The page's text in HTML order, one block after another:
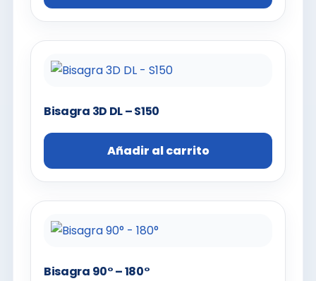
Bisagra 3D DL – S150
Añadir al carrito
Bisagra 90° – 180°